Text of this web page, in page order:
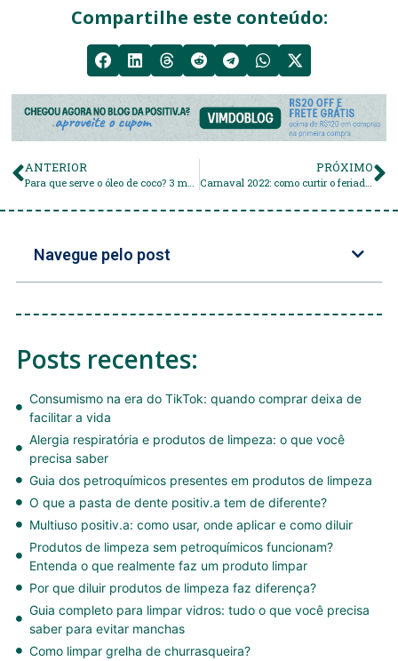
Compartilhe este conteúdo:
ANTERIOR PRÓXIMO
Navegue pelo post
Posts recentes:
Consumismo na era do TikTok: quando comprar deixa de
facilitar a vida
Alergia respiratória e produtos de limpeza: o que você
precisa saber
Guia dos petroquímicos presentes em produtos de limpeza
O que a pasta de dente positiv.a tem de diferente?
Multiuso positiv.a: como usar, onde aplicar e como diluir
Produtos de limpeza sem petroquímicos funcionam?
Entenda o que realmente faz um produto limpar
Por que diluir produtos de limpeza faz diferença?
Guia completo para limpar vidros: tudo o que você precisa
saber para evitar manchas
Como limpar grelha de churrasqueira?